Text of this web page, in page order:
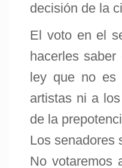
decisión de la
El voto en el
hacerles
ley que no es
artistas ni a
de la
Los senadores
No votaremos